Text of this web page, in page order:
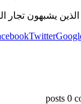
يشبهون تجار
Twitter
0